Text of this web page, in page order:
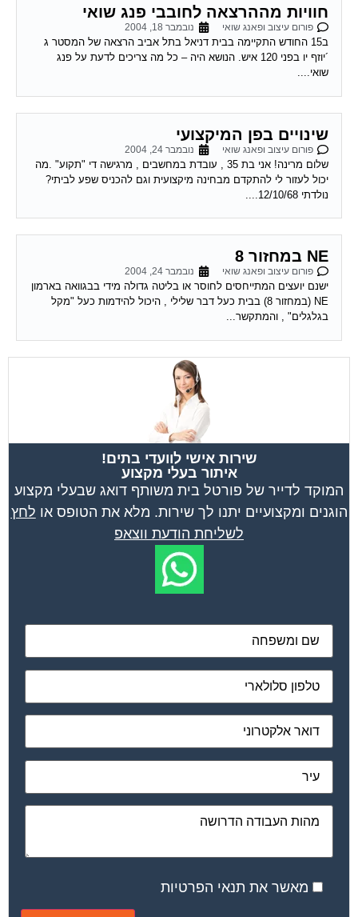
חוויות מההרצאה לחובבי פנג שואי
פורום עיצוב ופאנג שואי נובמבר 18, 2004
ב15 החודש התקיימה בבית דניאל בתל אביב הרצאה של המסטר ג
´יוזף יו בפני 120 איש. הנושא היה – כל מה צריכים לדעת על פנג
שואי....
שינויים בפן המיקצועי
פורום עיצוב ופאנג שואי נובמבר 24, 2004
שלום מרינה! אני בת 35 , עובדת במחשבים , מרגישה די "תקוע" .מה
יכול לעזור לי להתקדם מבחינה מיקצועית וגם להכניס שפע לביתי?
נולדתי 12/10/68....
NE במחזור 8
פורום עיצוב ופאנג שואי נובמבר 24, 2004
ישנם יועצים המתייחסים לחוסר או בליטה גדולה מידי בבגוואה בארמון
NE (במחזור 8) בבית כעל דבר שלילי , היכול להידמות כעל "מקל
בגלגלים" , והמתקשר...
שירות אישי לוועדי בתים!
איתור בעלי מקצוע
המוקד לדייר של פורטל בית משותף דואג שבעלי מקצוע
הוגנים ומקצועיים יתנו לך שירות. מלא את הטופס או לחץ
לשליחת הודעת ווצאפ
מאשר את תנאי הפרטיות